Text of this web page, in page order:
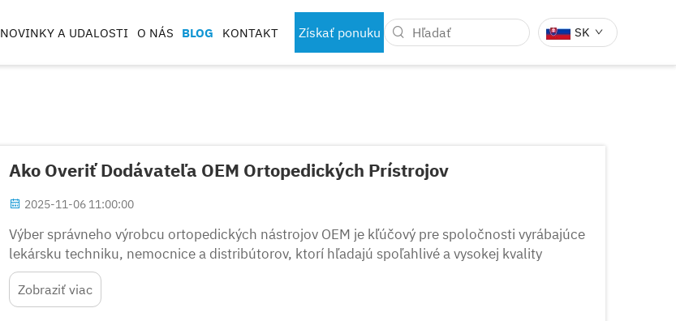
KUFRE & PODNOSY
NOVINKY A UDALOSTI O NÁS BLOG KONTAKT Získať ponuku SK
Ako Overiť Dodávateľa OEM Ortopedických Prístrojov
2025-11-06 11:00:00
Výber správneho výrobcu ortopedických nástrojov OEM je kľúčový pre spoločnosti vyrábajúce
lekársku techniku, nemocnice a distribútorov, ktorí hľadajú spoľahlivé a vysokej kvality
chirurgické nástroje. Trh s ortopedickými prístrojmi si vyžaduje presne spracované nástroje,
ktoré spĺňajú prísne požiadavky...
Zobraziť viac